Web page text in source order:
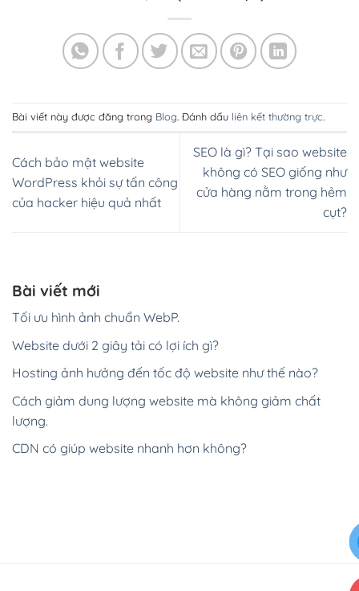
Bài viết này được đăng trong Blog. Đánh dấu liên kết thường trực.
Cách bảo mật website
WordPress khỏi sự tấn công
của hacker hiệu quả nhất
SEO là gì? Tại sao website
không có SEO giống như
cửa hàng nằm trong hẻm
cụt?
Bài viết mới
Tối ưu hình ảnh chuẩn WebP.
Website dưới 2 giây tải có lợi ích gì?
Hosting ảnh hưởng đến tốc độ website như thế nào?
Cách giảm dung lượng website mà không giảm chất
lượng.
CDN có giúp website nhanh hơn không?